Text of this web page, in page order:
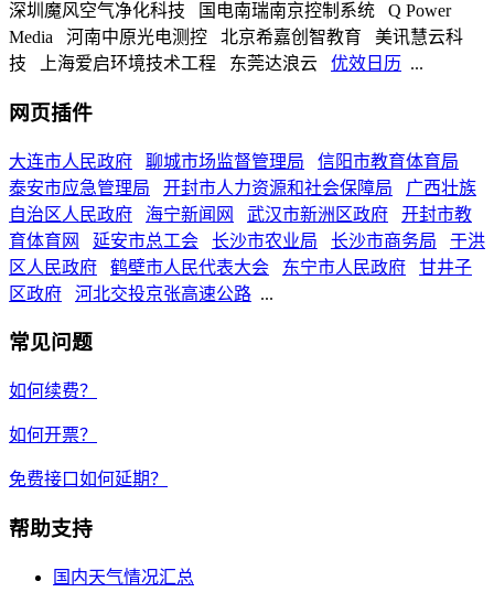
深圳魔风空气净化科技
国电南瑞南京控制系统
Q Power
Media
河南中原光电测控 北京希嘉创智教育
美讯慧云科
技
上海爱启环境技术工程 东莞达浪云 优效日历 ...
网页插件
大连市人民政府 聊城市场监督管理局
信阳市教育体育局
泰安市应急管理局
开封市人力资源和社会保障局
广西壮族
自治区人民政府
海宁新闻网 武汉市新洲区政府
开封市教
育体育网
延安市总工会 长沙市农业局 长沙市商务局
于洪
区人民政府
鹤壁市人民代表大会 东宁市人民政府
甘井子
区政府
河北交投京张高速公路 ...
常见问题
如何续费？
如何开票？
免费接口如何延期？
帮助支持
国内天气情况汇总